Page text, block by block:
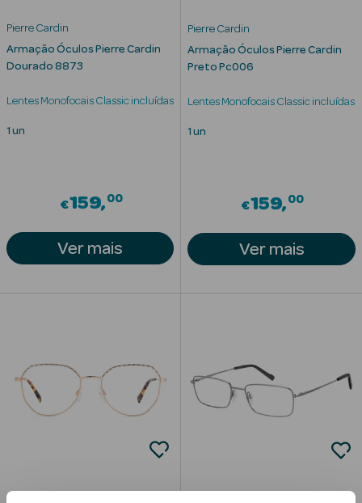
Esfoliantes
Ver Tudo
Banho
Protetores
Pierre Cardin
Armação Óculos Pierre Cardin
Dourado 8873
Lentes Monofocais Classic incluídas
1 un
€159 00
Ver mais
Pierre Cardin
Armação Óculos Pierre Cardin
Preto Pc006
Lentes Monofocais Classic incluídas
1 un
€159 00
Ver mais